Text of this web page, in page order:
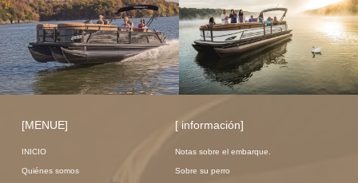
[MENUE]
INICIO
Quiénes somos
[ información]
Notas sobre el embarque.
Sobre su perro